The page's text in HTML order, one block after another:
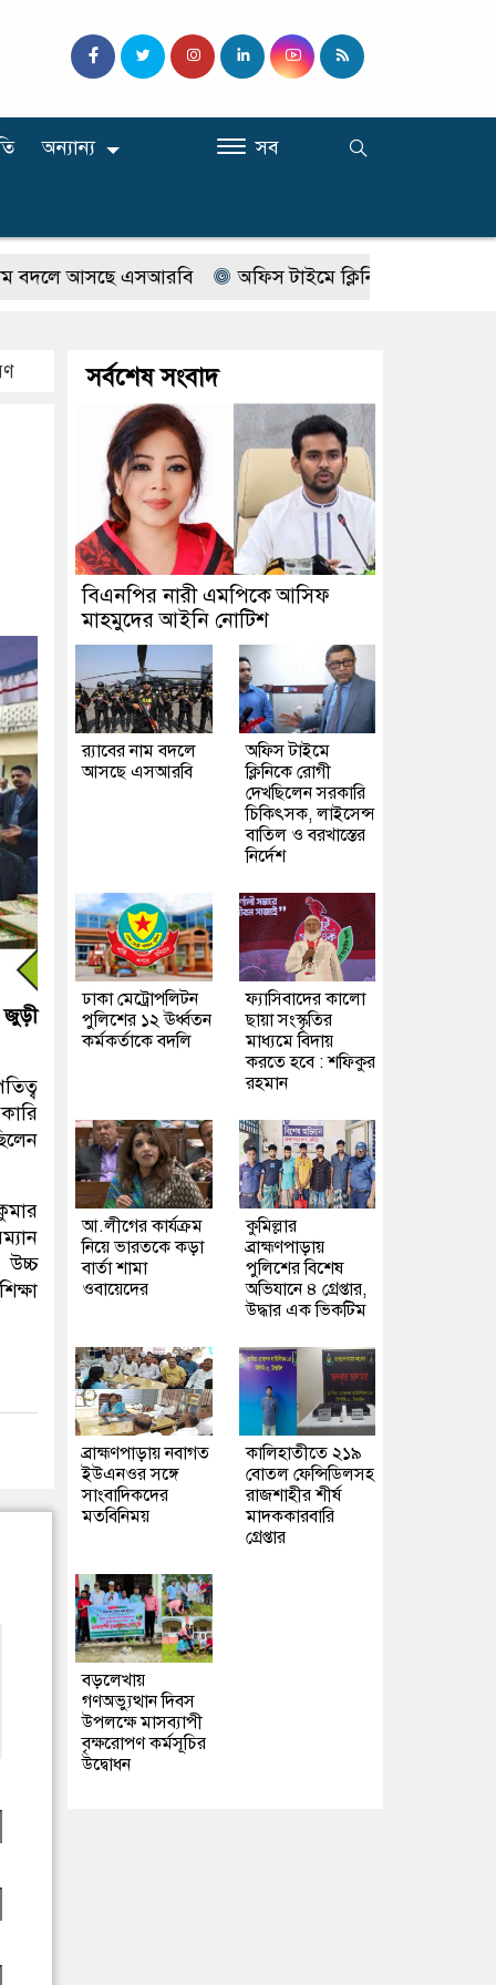
অন্যান্য সব
আসছে এসআরবি অফিস টাইমে ক্লিনিকে রোগী দেখছিলেন
জুড়ী
উচ্চ
সর্বশেষ সংবাদ
বিএনপির নারী এমপিকে আসিফ
মাহমুদের আইনি নোটিশ
র‍্যাবের নাম বদলে
আসছে এসআরবি
অফিস টাইমে
ক্লিনিকে রোগী
দেখছিলেন সরকারি
চিকিৎসক, লাইসেন্স
বাতিল ও বরখাস্তের
নির্দেশ
ঢাকা মেট্রোপলিটন
পুলিশের ১২ ঊর্ধ্বতন
কর্মকর্তাকে বদলি
ফ্যাসিবাদের কালো
ছায়া সংস্কৃতির
মাধ্যমে বিদায়
করতে হবে : শফিকুর
রহমান
আ.লীগের কার্যক্রম
নিয়ে ভারতকে কড়া
বার্তা শামা
ওবায়েদের
কুমিল্লার
ব্রাহ্মণপাড়ায়
পুলিশের বিশেষ
অভিযানে ৪ গ্রেপ্তার,
উদ্ধার এক ভিকটিম
ব্রাহ্মণপাড়ায় নবাগত
ইউএনওর সঙ্গে
সাংবাদিকদের
মতবিনিময়
কালিহাতীতে ২১৯
বোতল ফেন্সিডিলসহ
রাজশাহীর শীর্ষ
মাদককারবারি
গ্রেপ্তার
বড়লেখায়
গণঅভ্যুত্থান দিবস
উপলক্ষে মাসব্যাপী
বৃক্ষরোপণ কর্মসূচির
উদ্বোধন